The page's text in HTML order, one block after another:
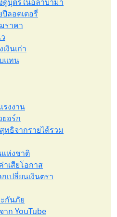
ลอตเตอรี่
ราคา
งินเก่า
แทน
งงาน
อร์ก
ทธิจากรายได้รวม
ห่งชาติ
เสียโอกาส
เปลี่ยนเงินตรา
กันภัย
ก YouTube